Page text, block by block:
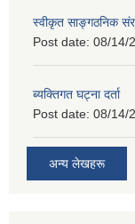
स्वीकृत साङ्गठनिक
Post date: 08/14/
ब्यक्तिगत घट्ना दर्ता
Post date: 08/14/
अन्य लेखहरू